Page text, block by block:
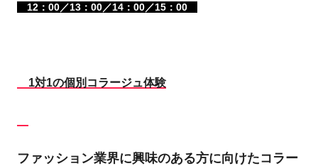
12：00／13：00／14：00／15：00
1対1の個別コラージュ体験
ファッション業界に興味のある方に向けたコラー